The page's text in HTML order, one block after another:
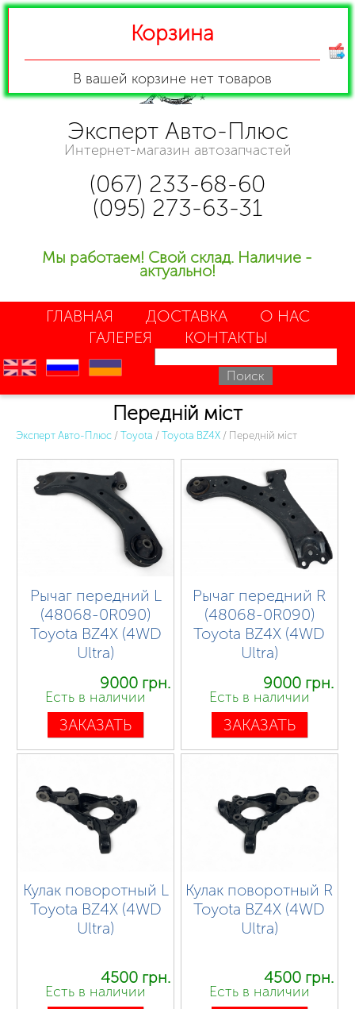
Эксперт Авто-Плюс
Интернет-магазин автозапчастей
(067) 233-68-60
(095) 273-63-31
Мы работаем! Свой склад. Наличие -
актуально!
ГЛАВНАЯ ДОСТАВКА
О НАС
ГАЛЕРЕЯ
КОНТАКТЫ
en ru uk
Передній міст
Эксперт Авто-Плюс / Toyota / Toyota BZ4X / Передній міст
Рычаг передний L
(48068-0R090)
Toyota BZ4X (4WD
Ultra)
9000 грн.
Есть в наличии
ЗАКАЗАТЬ
Рычаг передний R
(48068-0R090)
Toyota BZ4X (4WD
Ultra)
9000 грн.
Есть в наличии
ЗАКАЗАТЬ
Кулак поворотный L
Toyota BZ4X (4WD
Ultra)
4500 грн.
Есть в наличии
Кулак поворотный R
Toyota BZ4X (4WD
Ultra)
4500 грн.
Есть в наличии
Корзина
В вашей корзине нет товаров